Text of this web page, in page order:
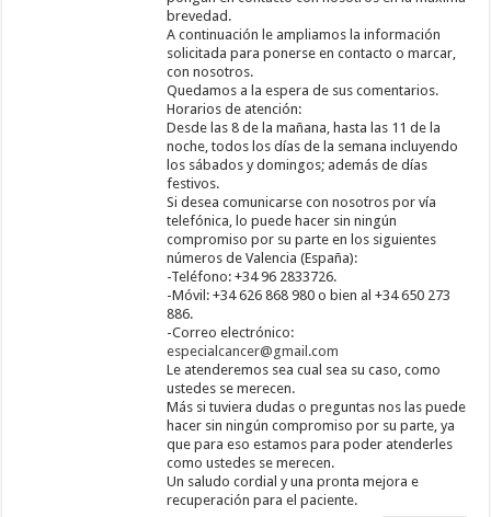
brevedad.
A continuación le ampliamos la información
solicitada para ponerse en contacto o marcar,
con nosotros.
Quedamos a la espera de sus comentarios.
Horarios de atención:
Desde las 8 de la mañana, hasta las 11 de la
noche, todos los días de la semana incluyendo
los sábados y domingos; además de días
festivos.
Si desea comunicarse con nosotros por vía
telefónica, lo puede hacer sin ningún
compromiso por su parte en los siguientes
números de Valencia (España):
-Teléfono: +34 96 2833726.
-Móvil: +34 626 868 980 o bien al +34 650 273
886.
-Correo electrónico:
especialcancer@gmail.com
Le atenderemos sea cual sea su caso, como
ustedes se merecen.
Más si tuviera dudas o preguntas nos las puede
hacer sin ningún compromiso por su parte, ya
que para eso estamos para poder atenderles
como ustedes se merecen.
Un saludo cordial y una pronta mejora e
recuperación para el paciente.